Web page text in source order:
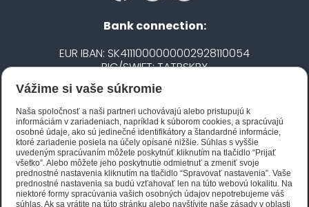
Bank connection:
EUR IBAN: SK4111000000002928110054
BIC/SWIFT: TATRSKBX
CZK IBAN: CZ5020100000002101752606
BIC/SWIFT: FIOBCZPPXXX
Biano STAR
Vážime si vaše súkromie
Naša spoločnosť a naši partneri uchovávajú alebo pristupujú k
informáciám v zariadeniach, napríklad k súborom cookies, a spracúvajú
osobné údaje, ako sú jedinečné identifikátory a štandardné informácie,
ktoré zariadenie posiela na účely opísané nižšie. Súhlas s vyššie
uvedeným spracúvaním môžete poskytnúť kliknutím na tlačidlo “Prijať
všetko”. Alebo môžete jeho poskytnutie odmietnuť a zmeniť svoje
prednostné nastavenia kliknutím na tlačidlo “Spravovať nastavenia”. Vaše
prednostné nastavenia sa budú vzťahovať len na túto webovú lokalitu. Na
niektoré formy spracúvania vašich osobných údajov nepotrebujeme váš
súhlas. Ak sa vrátite na túto stránku alebo navštívite naše zásady v oblasti